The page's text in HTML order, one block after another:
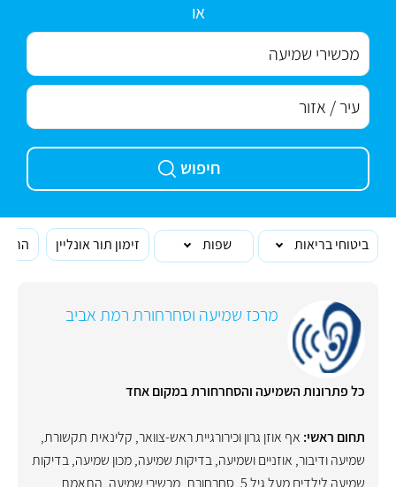
או
חיפוש
ביטוחי בריאות שפות זימון תור אונליין
מרכז שמיעה וסחרחורת רמת אביב
כל פתרונות השמיעה והסחרחורת במקום אחד
תחום ראשי: אף אוזן גרון וכירורגיית ראש-צוואר, קלינאית תקשורת,
שמיעה ודיבור, אוזניים ושמיעה,בדיקות שמיעה,מכון שמיעה,בדיקות
שמיעה לילדים מעל גיל 5 , סחרחורת,מכשירי שמיעה, התאמת